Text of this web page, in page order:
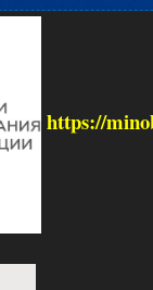
https://